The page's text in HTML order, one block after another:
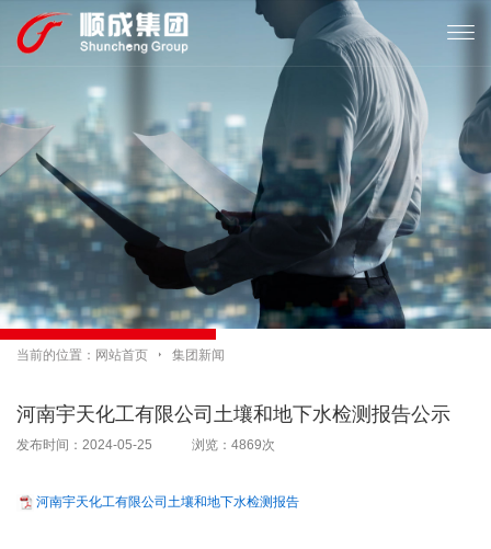

当前的位置： 网站首页  集团新闻
河南宇天化工有限公司土壤和地下水检测报告公示
发布时间：2024-05-25 浏览：4869次
河南宇天化工有限公司土壤和地下水检测报告